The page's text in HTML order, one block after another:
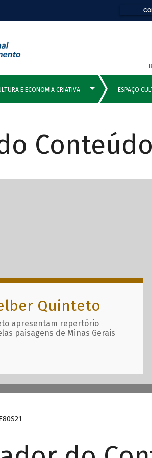
Quinteto
apresentam repertório
paisagens de Minas Gerais